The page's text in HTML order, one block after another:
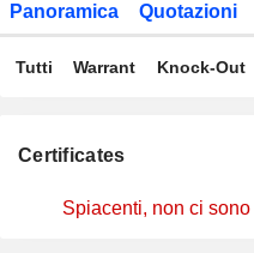
Panoramica Quotazioni
Tutti Warrant Knock-Out
Certificates
Spiacenti, non ci